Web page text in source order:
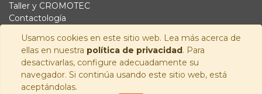
Usamos cookies en este sitio web. Lea más acerca de
ellas en nuestra política de privacidad. Para
desactivarlas, configure adecuadamente su
navegador. Si continúa usando este sitio web, está
aceptándolas.
Taller y CROMOTEC
Contactología
Fornitura
Audiología
SÍGUENOS